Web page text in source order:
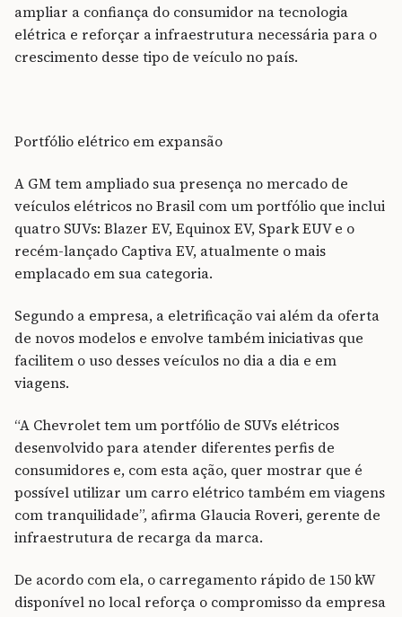
ampliar a confiança do consumidor na tecnologia
elétrica e reforçar a infraestrutura necessária para o
crescimento desse tipo de veículo no país.
Portfólio elétrico em expansão
A GM tem ampliado sua presença no mercado de
veículos elétricos no Brasil com um portfólio que inclui
quatro SUVs: Blazer EV, Equinox EV, Spark EUV e o
recém-lançado Captiva EV, atualmente o mais
emplacado em sua categoria.
Segundo a empresa, a eletrificação vai além da oferta
de novos modelos e envolve também iniciativas que
facilitem o uso desses veículos no dia a dia e em
viagens.
“A Chevrolet tem um portfólio de SUVs elétricos
desenvolvido para atender diferentes perfis de
consumidores e, com esta ação, quer mostrar que é
possível utilizar um carro elétrico também em viagens
com tranquilidade”, afirma Glaucia Roveri, gerente de
infraestrutura de recarga da marca.
De acordo com ela, o carregamento rápido de 150 kW
disponível no local reforça o compromisso da empresa